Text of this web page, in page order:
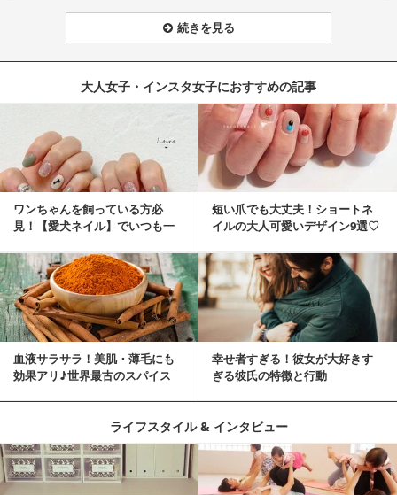
続きを見る
大人女子・インスタ女子におすすめの記事
ワンちゃんを飼っている方必
見！【愛犬ネイル】でいつも一
短い爪でも大丈夫！ショートネ
イルの大人可愛いデザイン9選♡
血液サラサラ！美肌・薄毛にも
効果アリ♪世界最古のスパイス
幸せ者すぎる！彼女が大好きす
ぎる彼氏の特徴と行動
ライフスタイル & インタビュー